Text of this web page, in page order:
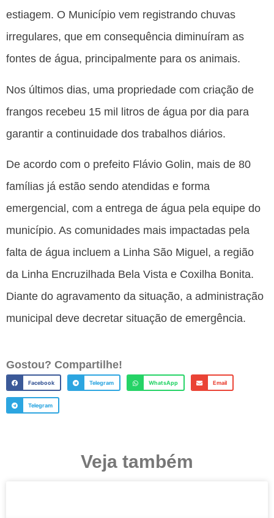
estiagem. O Município vem registrando chuvas
irregulares, que em consequência diminuíram as
fontes de água, principalmente para os animais.
Nos últimos dias, uma propriedade com criação de
frangos recebeu 15 mil litros de água por dia para
garantir a continuidade dos trabalhos diários.
De acordo com o prefeito Flávio Golin, mais de 80
famílias já estão sendo atendidas e forma
emergencial, com a entrega de água pela equipe do
município. As comunidades mais impactadas pela
falta de água incluem a Linha São Miguel, a região
da Linha Encruzilhada Bela Vista e Coxilha Bonita.
Diante do agravamento da situação, a administração
municipal deve decretar situação de emergência.
Gostou? Compartilhe!
Facebook Telegram WhatsApp Email
Telegram
Veja também